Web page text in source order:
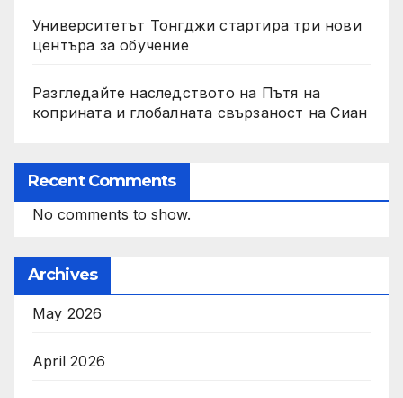
Университетът Тонгджи стартира три нови
центъра за обучение
Разгледайте наследството на Пътя на
коприната и глобалната свързаност на Сиан
Recent Comments
No comments to show.
Archives
May 2026
April 2026